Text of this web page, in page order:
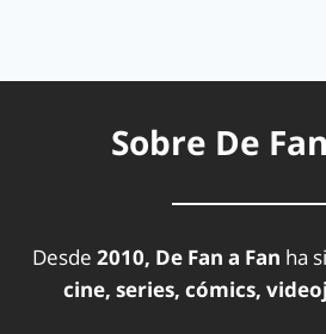
Sobre De
Desde 2010, De Fan a Fan ha
cine, series, cómics,